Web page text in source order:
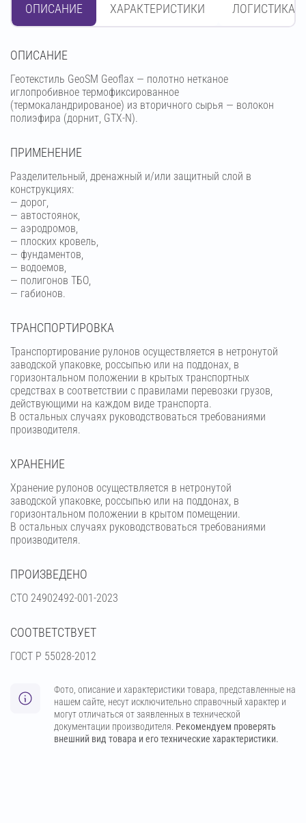
ОПИСАНИЕ ХАРАКТЕРИСТИКИ ЛОГИСТИКА
OПИСАНИЕ
Геотекстиль GeoSM Geoflax — полотно нетканое
иглопробивное термофиксированное
(термокаландрированое) из вторичного сырья — волокон
полиэфира (дорнит, GTX-N).
ПРИМЕНЕНИЕ
Разделительный, дренажный и/или защитный слой в
конструкциях:
— дорог,
— автостоянок,
— аэродромов,
— плоских кровель,
— фундаментов,
— водоемов,
— полигонов ТБО,
— габионов.
ТРАНСПОРТИРОВКА
Транспортирование рулонов осуществляется в нетронутой
заводской упаковке, россыпью или на поддонах, в
горизонтальном положении в крытых транспортных
средствах в соответствии с правилами перевозки грузов,
действующими на каждом виде транспорта.
В остальных случаях руководствоваться требованиями
производителя.
ХРАНЕНИЕ
Хранение рулонов осуществляется в нетронутой
заводской упаковке, россыпью или на поддонах, в
горизонтальном положении в крытом помещении.
В остальных случаях руководствоваться требованиями
производителя.
ПРОИЗВЕДЕНО
СТО 24902492-001-2023
СООТВЕТСТВУЕТ
ГОСТ Р 55028-2012
Фото, описание и характеристики товара, представленные на
нашем сайте, несут исключительно справочный характер и
могут отличаться от заявленных в технической
документации производителя. Рекомендуем проверять
внешний вид товара и его технические характеристики.